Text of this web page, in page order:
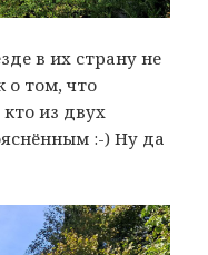
в их страну не
о том, что
из двух
:-) Ну да